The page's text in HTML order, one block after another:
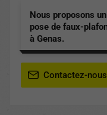
Nous proposons
pose de faux-
à Genas.
Contactez-nous